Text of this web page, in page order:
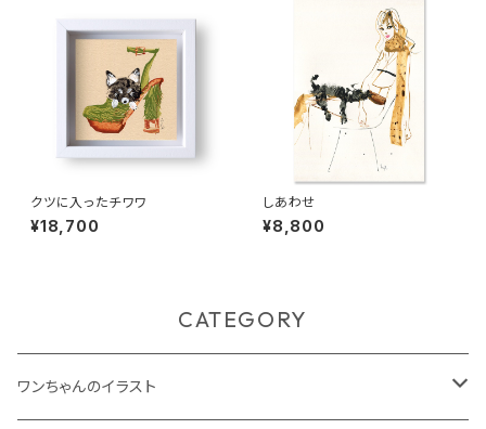
クツに入ったチワワ
¥18,700
しあわせ
¥8,800
CATEGORY
ワンちゃんのイラスト